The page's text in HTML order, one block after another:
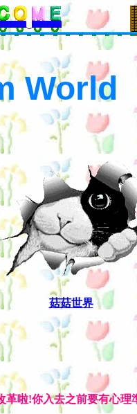
World
菇菇世界
革啦!你入去之前要有心